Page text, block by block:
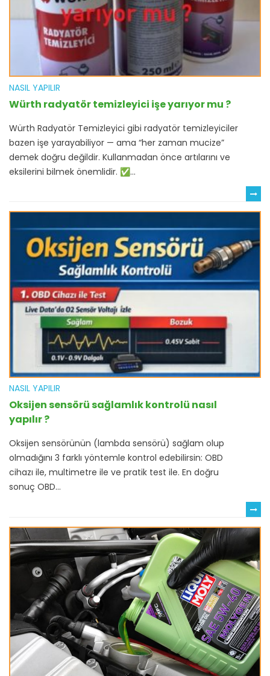
NASIL YAPILIR
Würth radyatör temizleyici işe yarıyor mu ?
Würth Radyatör Temizleyici gibi radyatör temizleyiciler
bazen işe yarayabiliyor — ama “her zaman mucize”
demek doğru değildir. Kullanmadan önce artılarını ve
eksilerini bilmek önemlidir. ✅...
NASIL YAPILIR
Oksijen sensörü sağlamlık kontrolü nasıl
yapılır ?
Oksijen sensörünün (lambda sensörü) sağlam olup
olmadığını 3 farklı yöntemle kontrol edebilirsin: OBD
cihazı ile, multimetre ile ve pratik test ile. En doğru
sonuç OBD...